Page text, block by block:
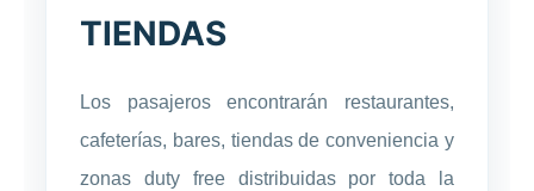
TIENDAS
Los pasajeros encontrarán restaurantes,
cafeterías, bares, tiendas de conveniencia y
zonas duty free distribuidas por toda la